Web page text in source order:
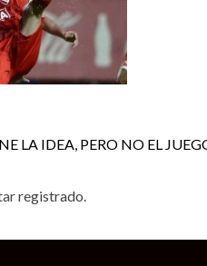
LA IDEA, PERO NO EL
registrado.